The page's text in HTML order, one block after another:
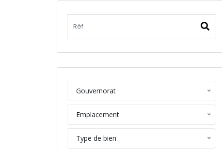
Gouvernorat
Emplacement
Type de bien